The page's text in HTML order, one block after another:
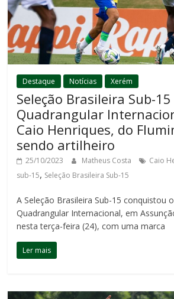
Destaque Notícias Xerém
Seleção Brasileira Sub-
Quadrangular
Caio Henriques, do
sendo artilheiro
25/10/2023 Matheus Costa Caio
sub-15, Seleção Brasileira Sub-15
A Seleção Brasileira Sub-15 conquistou
Quadrangular Internacional, em
nesta terça-feira (24), com uma marca
Ler mais